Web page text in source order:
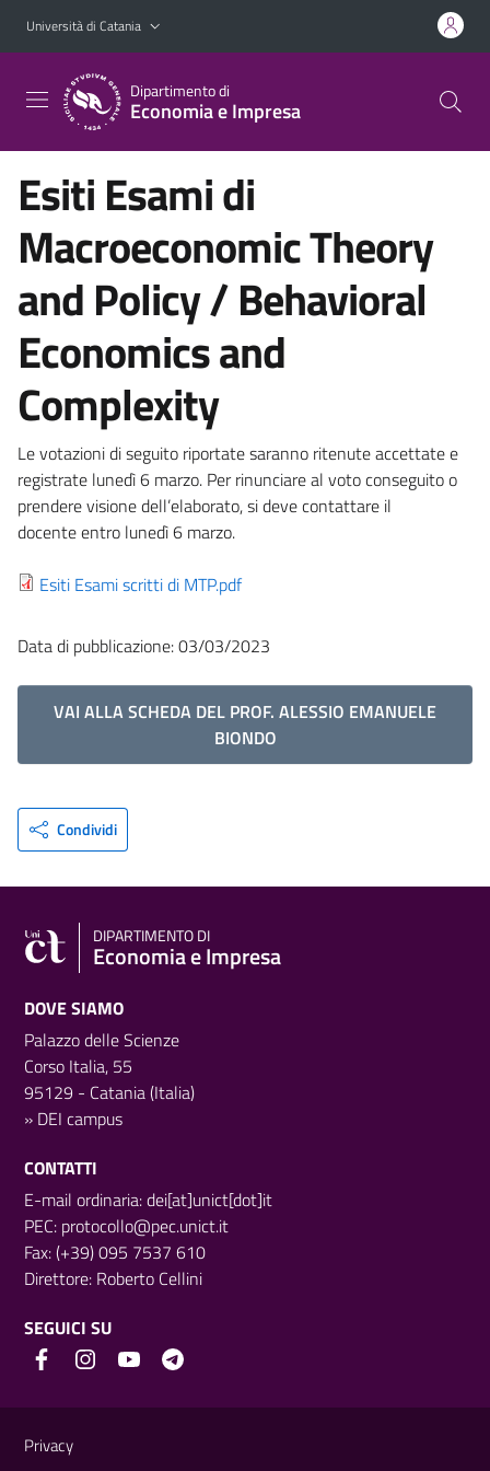
Vai al contenuto principale
Vai al menu di navigazione
Università di Catania
Dipartimento di
Economia e Impresa
Esiti Esami di
Macroeconomic Theory
and Policy / Behavioral
Economics and
Complexity
Le votazioni di seguito riportate saranno ritenute accettate e
registrate lunedì 6 marzo. Per rinunciare al voto conseguito o
prendere visione dell’elaborato, si deve contattare il
docente entro lunedì 6 marzo.
Esiti Esami scritti di MTP.pdf
Data di pubblicazione: 03/03/2023
VAI ALLA SCHEDA DEL PROF. ALESSIO EMANUELE
BIONDO
Condividi
DIPARTIMENTO DI
Economia e Impresa
DOVE SIAMO
Palazzo delle Scienze
Corso Italia, 55
95129 - Catania (Italia)
» DEI campus
CONTATTI
E-mail ordinaria: dei[at]unict[dot]it
PEC: protocollo@pec.unict.it
Fax: (+39) 095 7537 610
Direttore: Roberto Cellini
SEGUICI SU
Privacy